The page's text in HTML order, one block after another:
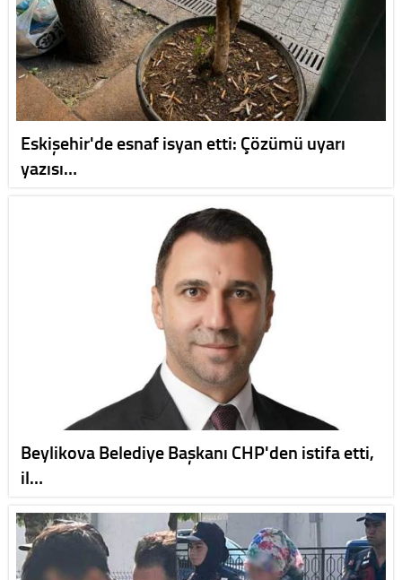
Eskişehir'de esnaf isyan etti: Çözümü uyarı
yazısı…
Beylikova Belediye Başkanı CHP'den istifa etti,
il…